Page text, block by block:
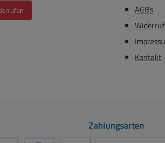
AGBs
Kontakt
Zahlungsarten